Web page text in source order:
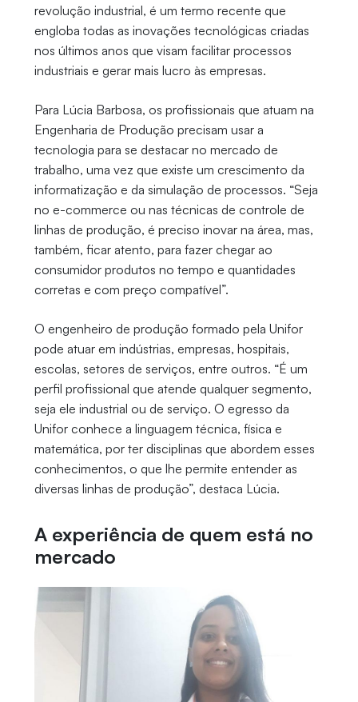
revolução industrial, é um termo recente que
engloba todas as inovações tecnológicas criadas
nos últimos anos que visam facilitar processos
industriais e gerar mais lucro às empresas.
Para Lúcia Barbosa, os profissionais que atuam na
Engenharia de Produção precisam usar a
tecnologia para se destacar no mercado de
trabalho, uma vez que existe um crescimento da
informatização e da simulação de processos. “Seja
no e-commerce ou nas técnicas de controle de
linhas de produção, é preciso inovar na área, mas,
também, ficar atento, para fazer chegar ao
consumidor produtos no tempo e quantidades
corretas e com preço compatível”.
O engenheiro de produção formado pela Unifor
pode atuar em indústrias, empresas, hospitais,
escolas, setores de serviços, entre outros. “É um
perfil profissional que atende qualquer segmento,
seja ele industrial ou de serviço. O egresso da
Unifor conhece a linguagem técnica, física e
matemática, por ter disciplinas que abordem esses
conhecimentos, o que lhe permite entender as
diversas linhas de produção”, destaca Lúcia.
A experiência de quem está no
mercado